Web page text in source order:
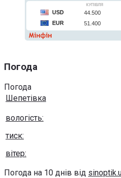
Погода
Погода
Шепетівка
вологість:
тиск:
вітер:
Погода на 10 днів від